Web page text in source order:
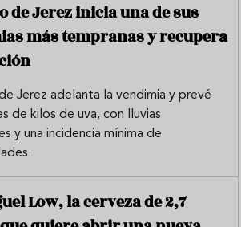
de Jerez inicia una de sus
más tempranas y recupera
Jerez adelanta la vendimia y prevé
de kilos de uva, con lluvias
y una incidencia mínima de
Low, la cerveza de 2,7